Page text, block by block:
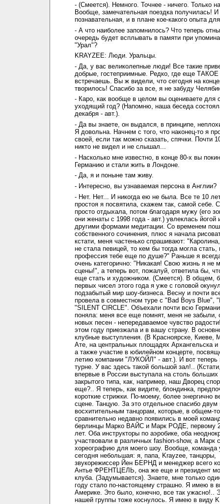
- (Смеется). Немного. Точнее - ничего. Только
Вообще, замечательная поездка получилась! И
познавательная, и в плане кое-какого опыта
- А что наиболее запомнилось? Что теперь
очередь будет всплывать в памяти при
"Урал"?
KRAYZEE: Люди. Уральцы.
- Да, у вас великолепные люди! Все такие
добрые, гостеприимные. Редко, где еще
встречаешь. Вы ж видели, что сегодня на
творилось! Спасибо за все, я не забуду
- Каро, как вообще в целом вы оцениваете для
уходящий год? (Напомню, наша беседа
декабря - авт.).
- Да вы знаете, он выдался, в принципе,
Я довольна. Начнем с того, что наконец-то я
своей, если так можно сказать, спячки. Почти
никто не видел и не слышал...
- Насколько мне известно, в конце 80-х вы
Германию и стали жить в Лондоне.
- Да, я и поныне там живу.
- Интересно, вы узнаваемая персона в Англии?
- Нет. Нет... И никогда ею не была. Все те 10
простоя я посвятила, скажем так, самой себе.
просто отдыхала, потом благодаря мужу (его
они женаты с 1998 года - авт.) увлеклась йогой
другими формами медитации. Со временем
собственного сочинения, плюс я начала
кстати, меня частенько спрашивают:
не стала певицей, то кем бы тогда могла стать,
профессия тебе еще по душе?" Раньше я
очень категорично: "Никакая! Свою жизнь я не
сцены!", а теперь вот, пожалуй, ответила бы,
еще стать и художником. (Смеется). В общем,
первых чисел этого года я уже с головой
подзабытый мир шоу-бизнеса. Весну и почти
провела в совместном туре с "Bad Boys Blue",
"SILENT CIRCLE". Объехали почти всю
поняла: меня все еще помнят, меня не забыли,
новых песен - непередаваемое чувство
этом году приезжала и в вашу страну. В
клубные выступления. (В Красноярске, Киеве,
Ате, на центральных площадях Архангельска
а также участие в юбилейном концерте,
летию компании "ЛУКОЙЛ" - авт.). И вот теперь
турне. У вас здесь такой большой зал!..
впервые в России выступала на столь
закрытого типа, как, например, наш Дворец
еще?.. Я теперь, как видите, блондинка,
короткие стрижки. По-моему, более энергично
сцене. Танцую. За это отдельное спасибо
восхитительным танцорам, которые, в общем-
сравнительно недавно появились в моей
берлинцы Марко ВАЙС и Марк РОДЕ, первому
лет. Оба инструкторы по аэробике, оба
участвовали в различных fashion-show, а Марк
хореографию для моего шоу. Вообще, команда
сегодня небольшая: я, папа, Krayzee, танцоры,
звукорежиссер Йен БЕРНД и менеджер всего
Антье ФРЕНТЦЕЛЬ, она же еще и президент
клуба. (Задумывается). Знаете, мне только
году стало по-настоящему страшно. Я имею в
Америке. Это было, конечно, все так ужасно!..
нашей группы тоже коснулось. Я имею в виду